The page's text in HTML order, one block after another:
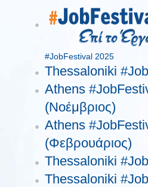
#JobFestival 2025
Thessaloniki
Athens
(Νοέμβριος)
Athens
(Φεβρουάριος)
Thessaloniki
Thessaloniki